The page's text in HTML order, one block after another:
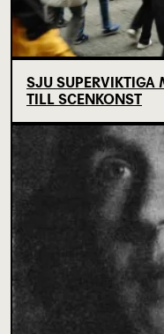
SJU SUPERVIKTIGA
TILL SCENKONST